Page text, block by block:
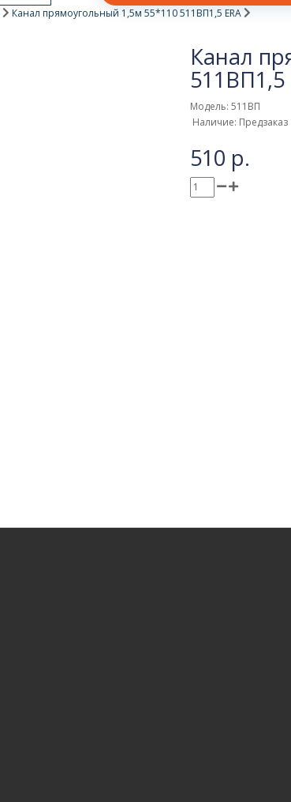
Канал прямоугольный 1,5м 55*110 511ВП1,5 ERA
Канал
511ВП1,5
Модель: 511ВП
Наличие: Предзаказ
510 р.